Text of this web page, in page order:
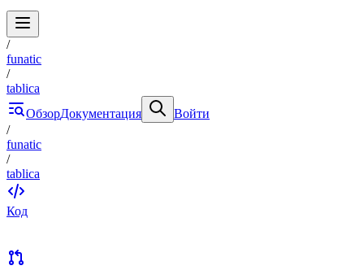
/
funatic
/
tablica
ОбзорДокументация
Войти
/
funatic
/
tablica
Код